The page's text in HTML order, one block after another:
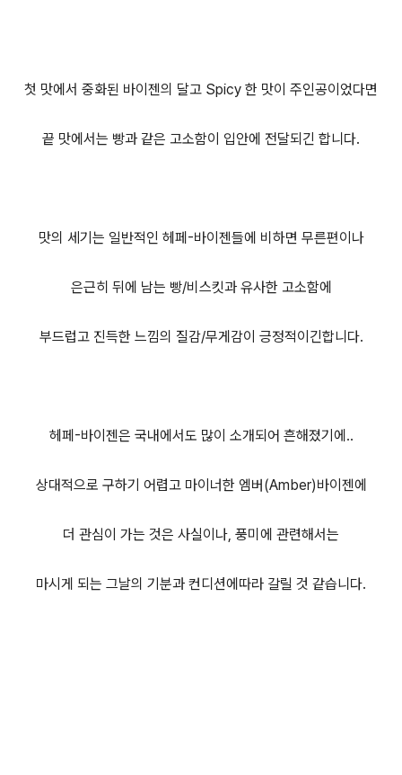
첫 맛에서 중화된 바이젠의 달고 Spicy 한 맛이 주인공이었다면
끝 맛에서는 빵과 같은 고소함이 입안에 전달되긴 합니다.
맛의 세기는 일반적인 헤페-바이젠들에 비하면 무른편이나
은근히 뒤에 남는 빵/비스킷과 유사한 고소함에
부드럽고 진득한 느낌의 질감/무게감이 긍정적이긴합니다.
헤페-바이젠은 국내에서도 많이 소개되어 흔해졌기에..
상대적으로 구하기 어렵고 마이너한 엠버(Amber)바이젠에
더 관심이 가는 것은 사실이나, 풍미에 관련해서는
마시게 되는 그날의 기분과 컨디션에따라 갈릴 것 같습니다.